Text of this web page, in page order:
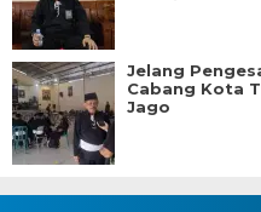
Jelang
Cabang Kota
Jago